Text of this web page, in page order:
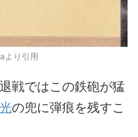
より引用
戦ではこの鉄砲が猛
の兜に弾痕を残すこ